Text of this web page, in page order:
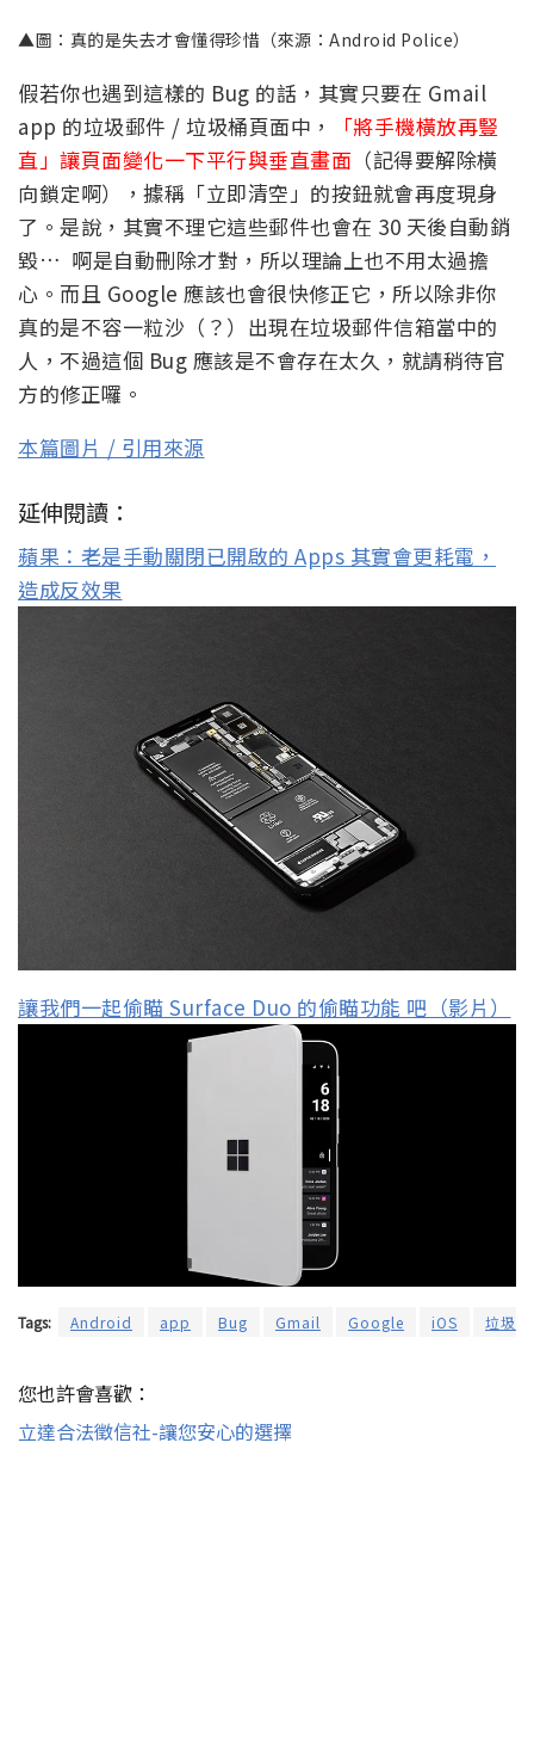
▲圖：真的是失去才會懂得珍惜（來源：Android Police）
假若你也遇到這樣的 Bug 的話，其實只要在 Gmail
app 的垃圾郵件 / 垃圾桶頁面中，
「將手機橫放再豎
直」讓頁面變化一下平行與垂直畫面 （記得要解除橫
向鎖定啊），據稱「立即清空」的按鈕就會再度現身
了。是說，其實不理它這些郵件也會在 30 天後自動銷
毀… 啊是自動刪除才對，所以理論上也不用太過擔
心。而且 Google 應該也會很快修正它，所以除非你
真的是不容一粒沙（？）出現在垃圾郵件信箱當中的
人，不過這個 Bug 應該是不會存在太久，就請稍待官
方的修正囉。
本篇圖片 / 引用來源
延伸閱讀：
蘋果：老是手動關閉已開啟的 Apps 其實會更耗電，
造成反效果
讓我們一起偷瞄 Surface Duo 的偷瞄功能 吧（影片）
Tags: Android app Bug Gmail Google iOS 垃圾信
您也許會喜歡：
立達合法徵信社-讓您安心的選擇